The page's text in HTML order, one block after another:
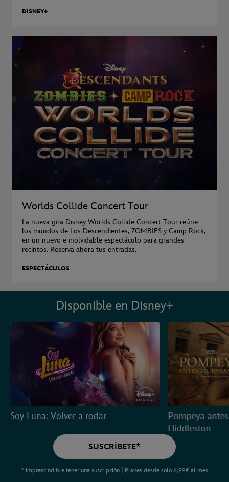
DISNEY+
Worlds Collide Concert Tour
La nueva gira Disney Worlds Collide Concert Tour reúne
los mundos de Los Descendientes, ZOMBIES y Camp Rock,
en un nuevo e inolvidable espectáculo para grandes
recintos. Reserva ahora tus entradas.
ESPECTÁCULOS
Disponible en Disney+
Soy Luna: Volver a rodar
Pompeya
Hiddleston
SUSCRÍBETE*
* Imprescindible tener una suscripción | Planes desde solo 6,99€ al mes